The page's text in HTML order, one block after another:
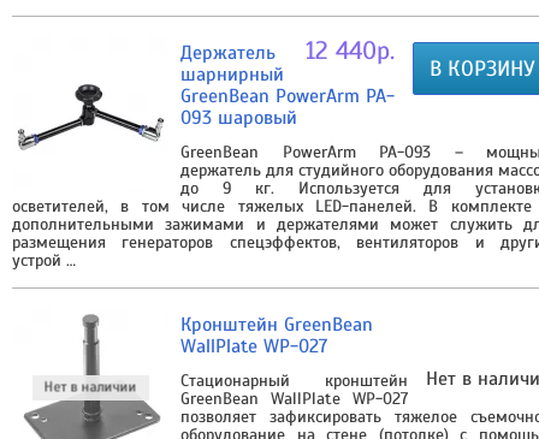
В КОРЗИНУ
12 440р.
Держатель
шарнирный
GreenBean PowerArm PA-
093 шаровый
GreenBean PowerArm PA-093 –
держатель для студийного оборудования
до 9 кг. Используется для
осветителей, в том числе тяжелых LED-панелей. В
дополнительными зажимами и держателями может служить
размещения генераторов спецэффектов, вентиляторов и
устрой …
Нет в
Кронштейн GreenBean
WallPlate WP-027
Стационарный кронштейн
GreenBean WallPlate WP-027
позволяет зафиксировать тяжелое
оборудование на стене (потолке) с